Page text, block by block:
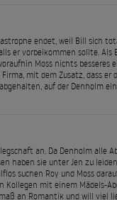
endet, weil Bill sich
er vorbeikommen sollte. Als
Moss nichts besseres
mit dem Zusatz, dass
auf der Denholm
an. Da Denholm alle
haben sie unter Jen zu
suchen Roy und Moss
Kollegen mit einem Mädels-
an Romantik und will viel